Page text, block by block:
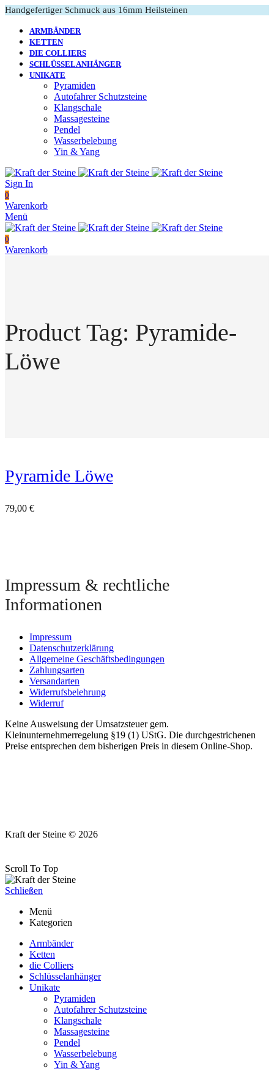
Handgefertiger Schmuck aus 16mm Heilsteinen
ARMBÄNDER
KETTEN
DIE COLLIERS
SCHLÜSSELANHÄNGER
UNIKATE
Pyramiden
Autofahrer Schutzsteine
Klangschale
Massagesteine
Pendel
Wasserbelebung
Yin & Yang
Sign In
0
Warenkorb
Menü
0
Warenkorb
Product Tag: Pyramide-
Löwe
Pyramide Löwe
79,00 €
Impressum & rechtliche
Informationen
Impressum
Datenschutzerklärung
Allgemeine Geschäftsbedingungen
Zahlungsarten
Versandarten
Widerrufsbelehrung
Widerruf
Keine Ausweisung der Umsatzsteuer gem.
Kleinunternehmerregelung §19 (1) UStG. Die durchgestrichenen
Preise entsprechen dem bisherigen Preis in diesem Online-Shop.
Kraft der Steine © 2026
Scroll To Top
Schließen
Menü
Kategorien
Armbänder
Ketten
die Colliers
Schlüsselanhänger
Unikate
Pyramiden
Autofahrer Schutzsteine
Klangschale
Massagesteine
Pendel
Wasserbelebung
Yin & Yang